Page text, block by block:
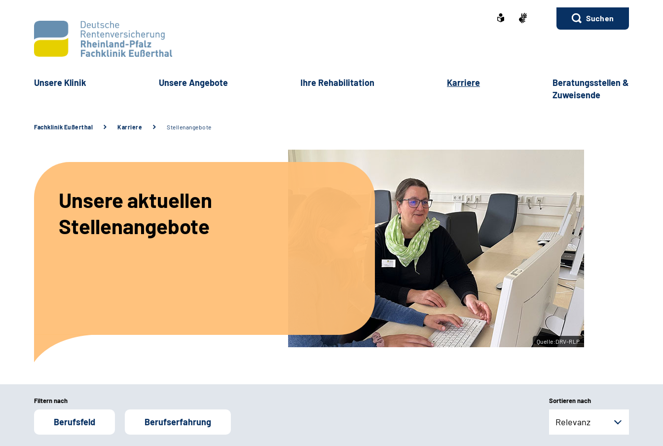
Suchen
Unsere Klinik Unsere Angebote Ihre Rehabilitation Karriere
Beratungsstellen &
Zuweisende
Fachklinik Eußerthal Karriere Stellenangebote
Unsere aktuellen
Stellenangebote
Quelle:DRV-RLP
Filtern nach
Berufsfeld Berufserfahrung
Sortieren nach
Relevanz